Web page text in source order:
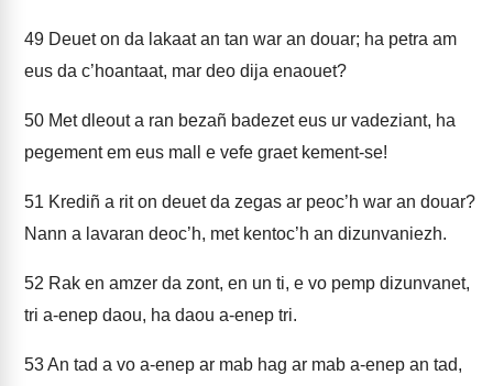
49 Deuet on da lakaat an tan war an douar; ha petra am
eus da c’hoantaat, mar deo dija enaouet?
50 Met dleout a ran bezañ badezet eus ur vadeziant, ha
pegement em eus mall e vefe graet kement-se!
51 Krediñ a rit on deuet da zegas ar peoc’h war an douar?
Nann a lavaran deoc’h, met kentoc’h an dizunvaniezh.
52 Rak en amzer da zont, en un ti, e vo pemp dizunvanet,
tri a-enep daou, ha daou a-enep tri.
53An tad a vo a-enep ar mab hag ar mab a-enep an tad,